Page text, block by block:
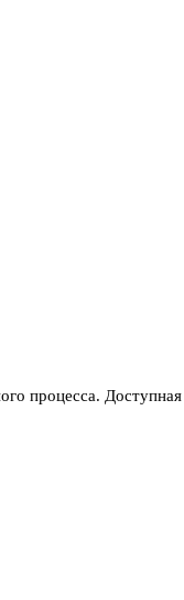
процесса. Доступная